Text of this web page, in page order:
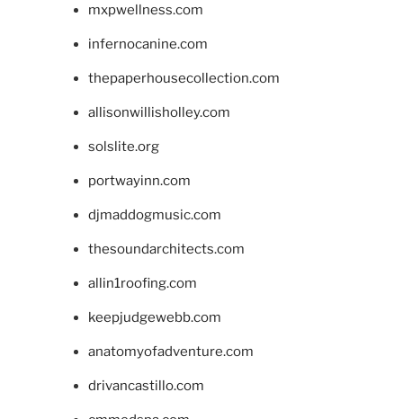
mxpwellness.com
infernocanine.com
thepaperhousecollection.com
allisonwillisholley.com
solslite.org
portwayinn.com
djmaddogmusic.com
thesoundarchitects.com
allin1roofing.com
keepjudgewebb.com
anatomyofadventure.com
drivancastillo.com